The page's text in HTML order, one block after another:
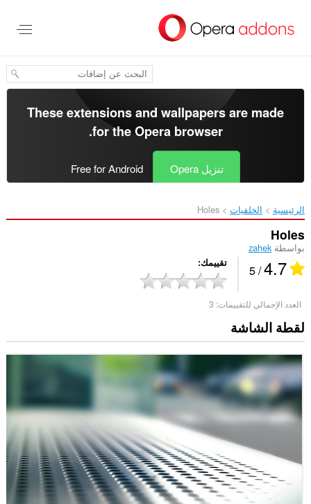
المحتوى
These extensions and wallpapers are made
for theOpera browser
.
تنزيل Opera Free for Android
الرئيسية الخلفيات Holes‎
Holes
بواسطة zahek
4.7
/ 5 تقييمك
العدد الإجمالي للتقييمات: 3
لقطة الشاشة